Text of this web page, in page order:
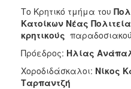
Το Κρητικό τμήμα του
Κατοίκων Νέας
κρητικούς
Πρόεδρος: Ηλίας
Χοροδιδάσκαλοι: Νίκος
Ταρπαντζή